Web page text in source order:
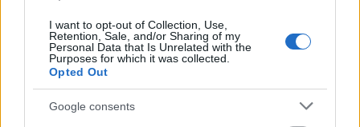
I want to opt-out of Collection, Use,
Retention, Sale, and/or Sharing of my
Personal Data that Is Unrelated with the
Purposes for which it was collected.
Opted Out
Google consents
a háttérben
HÍREK egy órája